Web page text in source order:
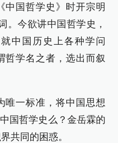
中国哲学史》时开宗明
。今欲讲中国哲学史，
中国历史上各种学问
哲学名之者，选出而叙
唯一标准，将中国思想
国哲学史么？金岳霖的
共同的困惑。